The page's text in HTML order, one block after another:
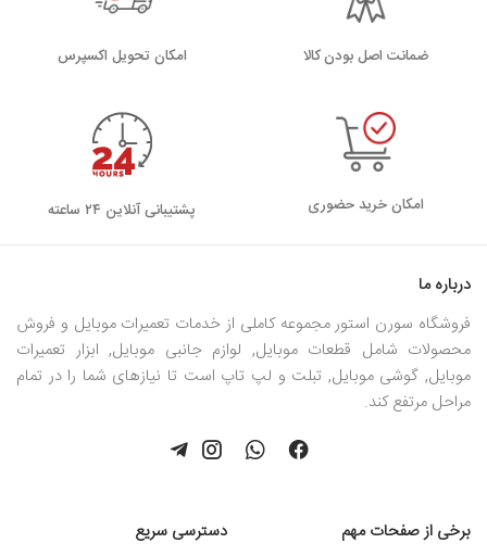
ضمانت اصل بودن کالا اﻣﮑﺎن ﺗﺤﻮﯾﻞ اﮐﺴﭙﺮس
امکان خرید حضوری پشتیبانی آنلاین ۲۴ ساعته
درباره ما
فروشگاه سورن استور مجموعه کاملی از خدمات تعمیرات موبایل و فروش
محصولات شامل قطعات موبایل, لوازم جانبی موبایل, ابزار تعمیرات
موبایل, گوشی موبایل, تبلت و لپ تاپ است تا نیازهای شما را در تمام
مراحل مرتفع کند.
برخی از صفحات مهم دسترسی سریع